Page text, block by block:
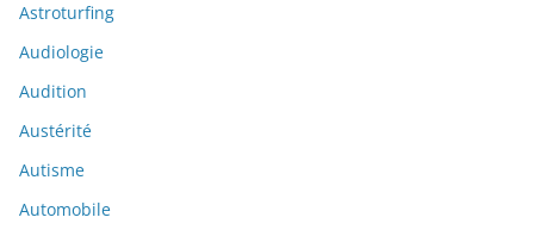
Astroturfing
Audiologie
Audition
Austérité
Autisme
Automobile